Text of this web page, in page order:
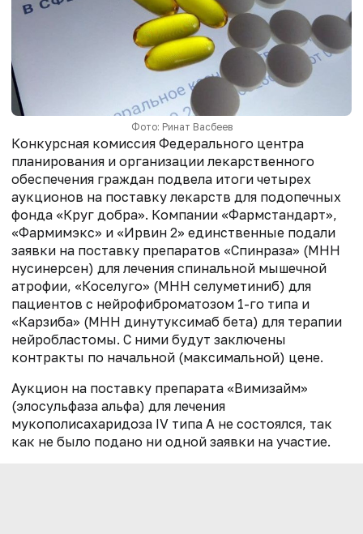
Фото: Ринат Васбеев
Конкурсная комиссия Федерального центра
планирования и организации лекарственного
обеспечения граждан подвела итоги четырех
аукционов на поставку лекарств для подопечных
фонда «Круг добра». Компании «Фармстандарт»,
«Фармимэкс» и «Ирвин 2» единственные подали
заявки на поставку препаратов «Спинраза» (МНН
нусинерсен) для лечения спинальной мышечной
атрофии, «Коселуго» (МНН селуметиниб) для
пациентов с нейрофиброматозом 1-го типа и
«Карзиба» (МНН динутуксимаб бета) для терапии
нейробластомы. С ними будут заключены
контракты по начальной (максимальной) цене.
Аукцион на поставку препарата «Вимизайм»
(элосульфаза альфа) для лечения
мукополисахаридоза IV типа А не состоялся, так
как не было подано ни одной заявки на участие.